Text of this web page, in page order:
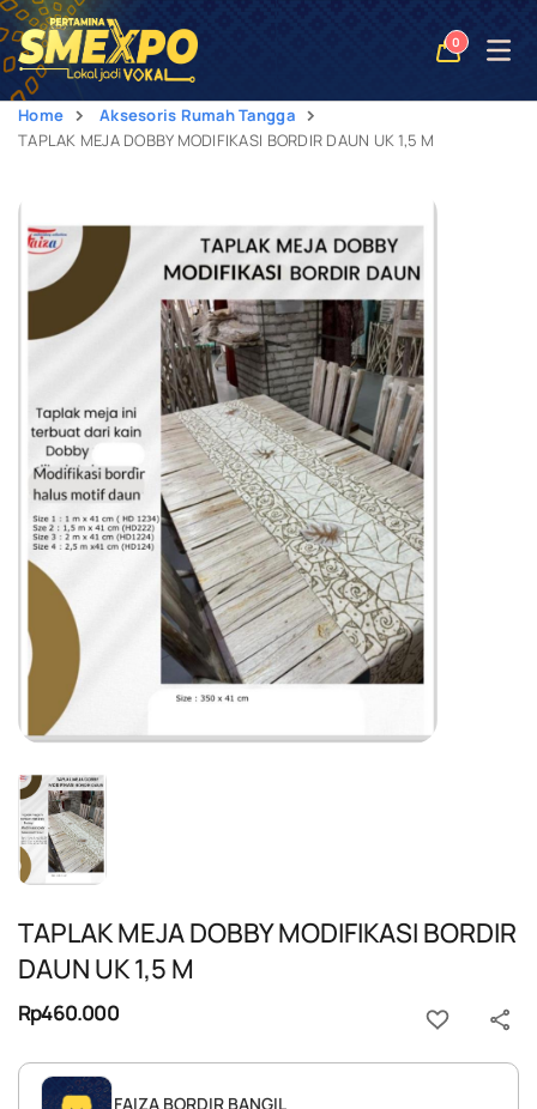
0
Open
Home
Aksesoris Rumah Tangga
TAPLAK MEJA DOBBY MODIFIKASI BORDIR DAUN UK 1,5 M
TAPLAK MEJA DOBBY MODIFIKASI BORDIR
DAUN UK 1,5 M
Rp460.000
FAIZA BORDIR BANGIL